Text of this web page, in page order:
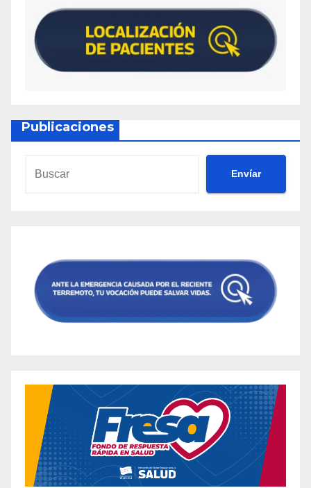
Publicaciones
Envíar